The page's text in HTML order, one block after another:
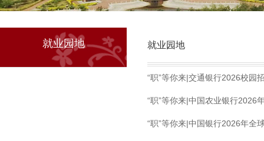
就业园地 就业园地
“职”等你来|交通银行2026校园
“职”等你来|中国农业银行2026
“职”等你来|中国银行2026年全